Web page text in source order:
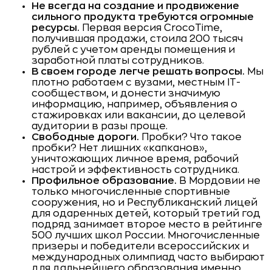
Не всегда на создание и продвижение
сильного продукта требуются огромные
ресурсы. Первая версия CrocoTime,
получившая продажи, стоила 200 тысяч
рублей с учетом аренды помещения и
заработной платы сотрудников.
В своем городе легче решать вопросы. Мы
плотно работаем с вузами, местным IT-
сообществом, и донести значимую
информацию, например, объявления о
стажировках или вакансии, до целевой
аудитории в разы проще.
Свободные дороги. Пробки? Что такое
пробки? Нет лишних «капканов»,
уничтожающих личное время, рабочий
настрой и эффективность сотрудника.
Профильное образование. В Мордовии не
только многочисленные спортивные
сооружения, но и Республиканский лицей
для одаренных детей, который третий год
подряд занимает второе место в рейтинге
500 лучших школ России. Многочисленные
призеры и победители всероссийских и
международных олимпиад часто выбирают